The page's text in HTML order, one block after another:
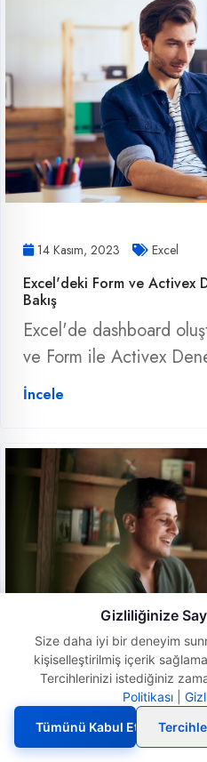
14 Kasım, 2023 Excel
Excel'deki Form ve Activex
Bakış
Excel'de dashboard
ve Form ile Activex
İncele
09 Şubat, 2024 Excel
Gizliliğinize
Size daha iyi bir deneyim
kişiselleştirilmiş içerik
Tercihlerinizi istediğiniz
Politikası
Tümünü Kabul Et